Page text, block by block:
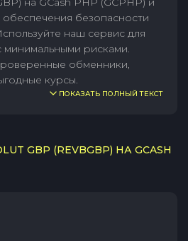
безопасности
наш сервис для
минимальными рисками.
обменники,
курсы.
ПОКАЗАТЬ ПОЛНЫЙ ТЕКСТ
GBP (REVBGBP) НА GCASH